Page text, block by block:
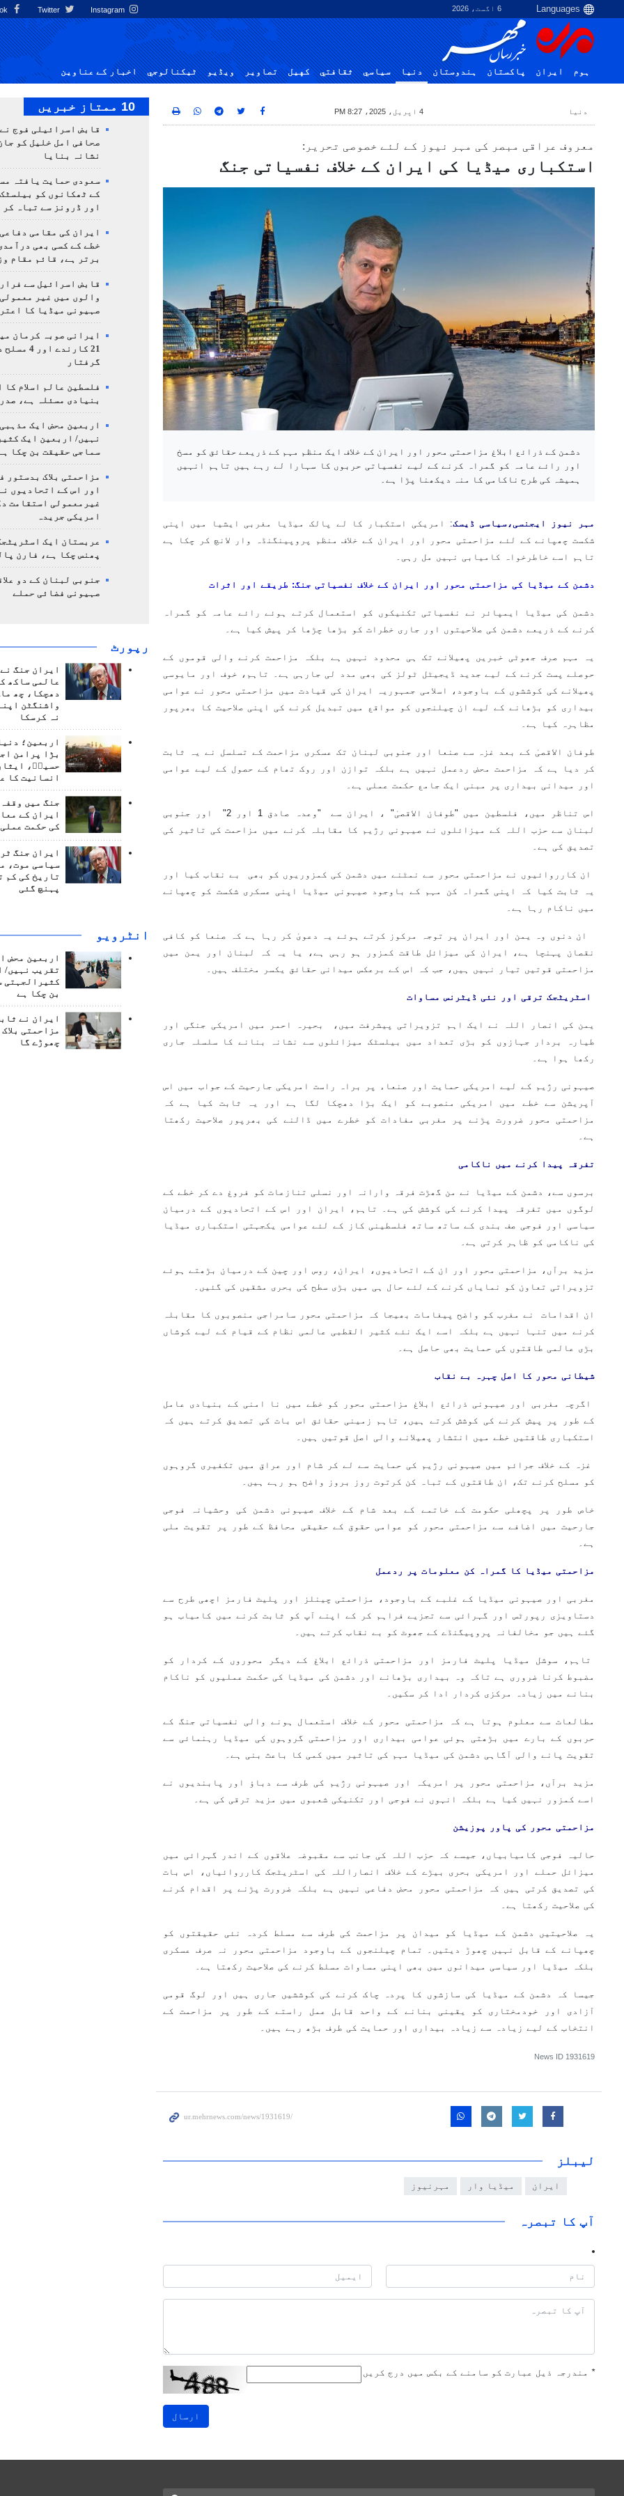
6 اگست، 2026 Instagram
ہوم ایران پاکستان ہندوستان دنیا سياسي ثقافتي کهيل تصاوير ویڈیو ٹيكنالوجي اخبار کے عناوین
دنیا 4 اپریل، 2025، 8:27 PM
معروف عراقی مبصر کی مہر نیوز کے لئے خصوصی تحریر:
استکباری میڈیا کی ایران کے خلاف نفسیاتی جنگ
دشمن کے ذرائع ابلاغ مزاحمتی محور اور ایران کے خلاف ایک منظم مہم کے ذریعے حقائق کو مسخ
اور رائے عامہ کو گمراہ کرنے کے لیے نفسیاتی حربوں کا سہارا لے رہے ہیں تاہم انہیں
ہمیشہ کی طرح ناکامی کا منہ دیکھنا پڑا ہے۔
مہر نیوز ایجنسی،سیاسی ڈیسک: امریکی استکبار کا لے پالک میڈیا مغربی ایشیا میں اپنی
شکست چھپانے کے لئے مزاحمتی محور اور ایران کے خلاف منظم پروپینگنڈہ وار لانچ کر چکا ہے
تاہم اسے خاطرخواہ کامیابی نہیں مل رہی۔
دشمن کے میڈیا کی مزاحمتی محور اور ایران کے خلاف نفسیاتی جنگ: طریقے اور اثرات
دشمن کی میڈیا ایمپائر نے نفسیاتی تکنیکوں کو استعمال کرتے ہوئے رائے عامہ کو گمراہ
کرنے کے ذریعے دشمن کی صلاحیتوں اور جاری خطرات کو بڑھا چڑھا کر پیش کیا ہے۔
یہ مہم صرف جھوٹی خبریں پھیلانے تک ہی محدود نہیں ہے بلکہ مزاحمت کرنے والی قوموں کے
حوصلے پست کرنے کے لیے جدید ڈیجیٹل ٹولز کی بھی مدد لی جارہی ہے۔ تاہم، خوف اور مایوسی
پھیلانے کی کوششوں کے باوجود، اسلامی جمہوریہ ایران کی قیادت میں مزاحمتی محور نے عوامی
بیداری کو بڑھانے کے لیے ان چیلنجوں کو مواقع میں تبدیل کرنے کی اپنی صلاحیت کا بھرپور
مظاہرہ کیا ہے۔
طوفان الاقصیٰ کے بعد غزہ سے صنعا اور جنوبی لبنان تک عسکری مزاحمت کے تسلسل نے یہ ثابت
کر دیا ہے کہ مزاحمت محض ردعمل نہیں ہے بلکہ توازن اور روک تھام کے حصول کے لیے عوامی
اور میدانی بیداری پر مبنی ایک جامع حکمت عملی ہے۔
اس تناظر میں، فلسطین میں "طوفان الاقصیٰ" ، ایران سے "وعدہ صادق 1 اور 2" اور جنوبی
لبنان سے حزب اللہ کے میزائلوں نے صیہونی رژیم کا مقابلہ کرنے میں مزاحمت کی تاثیر کی
تصدیق کی ہے۔
ان کارروائیوں نے مزاحمتی محور سے نمٹنے میں دشمن کی کمزوریوں کو بھی بے نقاب کیا اور
یہ ثابت کیا کہ اپنی گمراہ کن مہم کے باوجود صیہونی میڈیا اپنی عسکری شکست کو چھپانے
میں ناکام رہا ہے۔
ان دنوں وہ یمن اور ایران پر توجہ مرکوز کرتے ہوئے یہ دعویٰ کر رہا ہے کہ صنعا کو کافی
نقصان پہنچا ہے، ایران کی میزائل طاقت کمزور ہو رہی ہے، یا یہ کہ لبنان اور یمن میں
مزاحمتی قوتیں تیار نہیں ہیں، جب کہ اس کے برعکس میدانی حقائق یکسر مختلف ہیں۔
اسٹریٹجک ترقی اور نئی ڈیٹرنس مساوات
یمن کی انصار اللہ نے ایک اہم تزویراتی پیشرفت میں، بحیرہ احمر میں امریکی جنگی اور
طیارہ بردار جہازوں کو بڑی تعداد میں بیلسٹک میزائلوں سے نشانہ بنانے کا سلسلہ جاری
رکھا ہوا ہے۔
صیہونی رژیم کے لیے امریکی حمایت اور صنعاء پر براہ راست امریکی جارحیت کے جواب میں اس
آپریشن سے خطے میں امریکی منصوبے کو ایک بڑا دھچکا لگا ہے اور یہ ثابت کیا ہے کہ
مزاحمتی محور ضرورت پڑنے پر مغربی مفادات کو خطرے میں ڈالنے کی بھرپور صلاحیت رکھتا
ہے۔
تفرقہ پیدا کرنے میں ناکامی
برسوں سے، دشمن کے میڈیا نے من گھڑت فرقہ وارانہ اور نسلی تنازعات کو فروغ دے کر خطے کے
لوگوں میں تفرقہ پیدا کرنے کی کوشش کی ہے۔ تاہم، ایران اور اس کے اتحادیوں کے درمیان
سیاسی اور فوجی صف بندی کے ساتھ ساتھ فلسطینی کاز کے لئے عوامی یکجہتی استکباری میڈیا
کی ناکامی کو ظاہر کرتی ہے۔
مزید برآں، مزاحمتی محور اور ان کے اتحادیوں، ایران، روس اور چین کے درمیان بڑھتے ہوئے
تزویراتی تعاون کو نمایاں کرنے کے لئے حال ہی میں بڑی سطح کی بحری مشقیں کی گئیں۔
ان اقدامات نے مغرب کو واضح پیغامات بھیجا کہ مزاحمتی محور سامراجی منصوبوں کا مقابلہ
کرنے میں تنہا نہیں ہے بلکہ اسے ایک نئے کثیر القطبی عالمی نظام کے قیام کے لیے کوشاں
بڑی عالمی طاقتوں کی حمایت بھی حاصل ہے۔
شیطانی محور کا اصل چہرہ بے نقاب
اگرچہ مغربی اور صیہونی ذرائع ابلاغ مزاحمتی محور کو خطے میں نا امنی کے بنیادی عامل
کے طور پر پیش کرنے کی کوشش کرتے ہیں، تاہم زمینی حقائق اس بات کی تصدیق کرتے ہیں کہ
استکباری طاقتیں خطے میں انتشار پھیلانے والی اصل قوتیں ہیں۔
غزہ کے خلاف جرائم میں صیہونی رژیم کی حمایت سے لے کر شام اور عراق میں تکفیری گروہوں
کو مسلح کرنے تک، ان طاقتوں کے تباہ کن کرتوت روز بروز واضح ہو رہے ہیں۔
خاص طور پر پچھلی حکومت کے خاتمے کے بعد شام کے خلاف صیہونی دشمن کی وحشیانہ فوجی
جارحیت میں اضافے سے مزاحمتی محور کو عوامی حقوق کے حقیقی محافظ کے طور پر تقویت ملی
ہے۔
مزاحمتی میڈیا کا گمراہ کن معلومات پر ردعمل
مغربی اور صیہونی میڈیا کے غلبے کے باوجود، مزاحمتی چینلز اور پلیٹ فارمز اچھی طرح سے
دستاویزی رپورٹس اور گہرائی سے تجزیے فراہم کر کے اپنے آپ کو ثابت کرنے میں کامیاب ہو
گئے ہیں جو مخالفانہ پروپیگنڈے کے جھوٹ کو بے نقاب کرتے ہیں۔
تاہم، سوشل میڈیا پلیٹ فارمز اور مزاحمتی ذرائع ابلاغ کے دیگر محوروں کے کردار کو
مضبوط کرنا ضروری ہے تاکہ وہ بیداری بڑھانے اور دشمن کی میڈیا کی حکمت عملیوں کو ناکام
بنانے میں زیادہ مرکزی کردار ادا کر سکیں۔
مطالعات سے معلوم ہوتا ہے کہ مزاحمتی محور کے خلاف استعمال ہونے والی نفسیاتی جنگ کے
حربوں کے بارے میں بڑھتی ہوئی عوامی بیداری اور مزاحمتی گروہوں کی میڈیا رہنمائی سے
تقویت پانے والی آگاہی دشمن کی میڈیا مہم کی تاثیر میں کمی کا باعث بنی ہے۔
مزید برآں، مزاحمتی محور پر امریکہ اور صیہونی رژیم کی طرف سے دباؤ اور پابندیوں نے
اسے کمزور نہیں کیا ہے بلکہ انہوں نے فوجی اور تکنیکی شعبوں میں مزید ترقی کی ہے۔
مزاحمتی محور کی پاور پوزیشن
حالیہ فوجی کامیابیاں، جیسے کہ حزب اللہ کی جانب سے مقبوضہ علاقوں کے اندر گہرائی میں
میزائل حملے اور امریکی بحری بیڑے کے خلاف انصاراللہ کی اسٹریٹجک کارروائیاں، اس بات
کی تصدیق کرتی ہیں کہ مزاحمتی محور محض دفاعی نہیں ہے بلکہ ضرورت پڑنے پر اقدام کرنے
کی صلاحیت رکھتا ہے۔
یہ صلاحیتیں دشمن کے میڈیا کو میدان پر مزاحمت کی طرف سے مسلط کردہ نئی حقیقتوں کو
چھپانے کے قابل نہیں چھوڑ دیتیں۔ تمام چیلنجوں کے باوجود مزاحمتی محور نہ صرف عسکری
بلکہ میڈیا اور سیاسی میدانوں میں بھی اپنی مساوات مسلط کرنے کی صلاحیت رکھتا ہے۔
جیسا کہ دشمن کے میڈیا کی سازشوں کا پردہ چاک کرنے کی کوششیں جاری ہیں اور لوگ قومی
آزادی اور خودمختاری کو یقینی بنانے کے واحد قابل عمل راستے کے طور پر مزاحمت کے
انتخاب کے لیے زیادہ سے زیادہ بیداری اور حمایت کی طرف بڑھ رہے ہیں۔
News ID 1931619
لیبلز
ایران میڈیا وار مہرنیوز
آپ کا تبصرہ
* مندرجہ ذیل عبارت کو سامنے کے بکس میں درج کریں
ارسال
10 ممتاز خبریں
قابض اسرائیلی فوج
صحافی امل خلیل کو
نشانہ بنایا
سعودی حمایت یافتہ
کے ٹھکانوں کو
اور ڈرونز سے تباہ کر
ایران کی مقامی
خطے کے کسی بھی
برتر ہے، قائم مقام
قابض اسرائیل سے
والوں میں غیر
صہیونی میڈیا کا
ایرانی صوبہ کرمان
21 کارندے
گرفتار
فلسطین عالم اسلام کا
بنیادی مسئلہ ہے،
اربعین محض ایک
نہیں/ اربعین ایک
سماجی حقیقت بن چکا
مزاحمتی بلاک بدستور
اور اس کے اتحادیوں
غیرمعمولی استقامت
امریکی جریدہ
عربستان ایک
پھنس چکا ہے، فارن
جنوبی لبنان کے دو
صہیونی فضائی حملے
رپورٹ
ایران جنگ
عالمی ساکھ
دھچکا، چھ
واشنگٹن
نہ کرسکا
اربعین؛
بڑا پرامن
حسینؑ،
انسانیت کا
جنگ میں
ایران کے
کی حکمت
ایران جنگ
سیاسی موت،
تاریخ کی کم
پہنچ گئی
انٹرويو
اربعین محض
تقریب نہیں/
کثیرالجہتی
بن چکا ہے
ایران نے
مزاحمتی
چھوڑے گا